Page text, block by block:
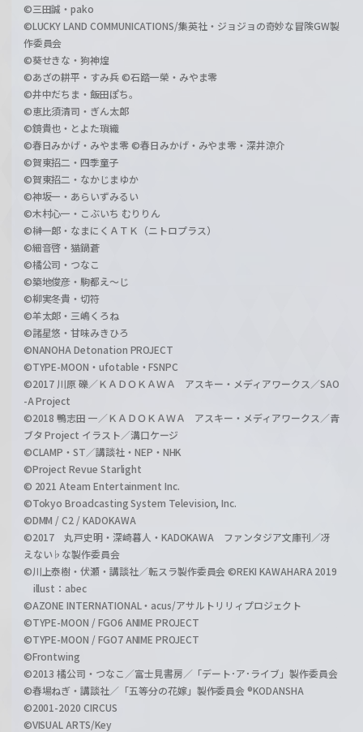
©三田誠・pako
©LUCKY LAND COMMUNICATIONS/集英社・ジョジョの奇妙な冒険GW製
作委員会
©葵せきな・狗神煌
©あざの耕平・すみ兵 ©石踏一榮・みやま零
©井中だちま・飯田ぽち。
©恵比須清司・ぎん太郎
©鏡貴也・とよた瑣織
©春日みかげ・みやま零 ©春日みかげ・みやま零・深井涼介
©賀東招二・四季童子
©賀東招二・なかじまゆか
©神坂一・あらいずみるい
©木村心一・こぶいち むりりん
©榊一郎・なまにくＡＴＫ（ニトロプラス）
©細音啓・猫鍋蒼
©橘公司・つなこ
©築地俊彦・駒都え～じ
©柳実冬貴・切符
©羊太郎・三嶋くろね
©諸星悠・甘味みきひろ
©NANOHA Detonation PROJECT
©TYPE-MOON・ufotable・FSNPC
©2017 川原 礫／ＫＡＤＯＫＡＷＡ アスキー・メディアワークス／SAO
-A Project
©2018 鴨志田 一／ＫＡＤＯＫＡＷＡ アスキー・メディアワークス／青
ブタ Project イラスト／溝口ケージ
©CLAMP・ST／講談社・NEP・NHK
©Project Revue Starlight
© 2021 Ateam Entertainment Inc.
©Tokyo Broadcasting System Television, Inc.
©DMM / C2 / KADOKAWA
©2017 丸戸史明・深崎暮人・KADOKAWA ファンタジア文庫刊／冴
えない♭な製作委員会
©川上泰樹・伏瀬・講談社／転スラ製作委員会 ©REKI KAWAHARA 2019
illust：abec
©AZONE INTERNATIONAL・acus/アサルトリリィプロジェクト
©TYPE-MOON / FGO6 ANIME PROJECT
©TYPE-MOON / FGO7 ANIME PROJECT
©Frontwing
©2013 橘公司・つなこ／富士見書房／「デート･ア･ライブ」製作委員会
©春場ねぎ・講談社／「五等分の花嫁」製作委員会 ®KODANSHA
©2001-2020 CIRCUS
©VISUAL ARTS/Key